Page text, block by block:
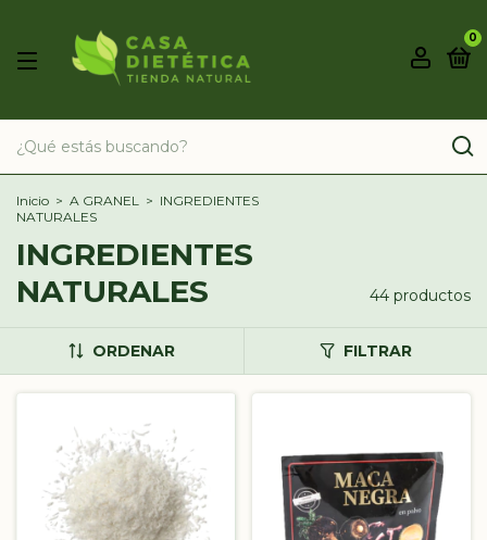
0
Inicio > A GRANEL > INGREDIENTES
NATURALES
INGREDIENTES
NATURALES
44 productos
ORDENAR FILTRAR